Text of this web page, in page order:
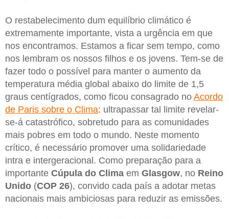
O restabelecimento dum equilíbrio climático é
extremamente importante, vista a urgência em que
nos encontramos. Estamos a ficar sem tempo, como
nos lembram os nossos filhos e os jovens. Tem-se de
fazer todo o possível para manter o aumento da
temperatura média global abaixo do limite de 1,5
graus centígrados, como ficou consagrado no Acordo
de Paris sobre o Clima: ultrapassar tal limite revelar-
se-á catastrófico, sobretudo para as comunidades
mais pobres em todo o mundo. Neste momento
crítico, é necessário promover uma solidariedade
intra e intergeracional. Como preparação para a
importante Cúpula do Clima em Glasgow, no Reino
Unido (COP 26), convido cada país a adotar metas
nacionais mais ambiciosas para reduzir as emissões.